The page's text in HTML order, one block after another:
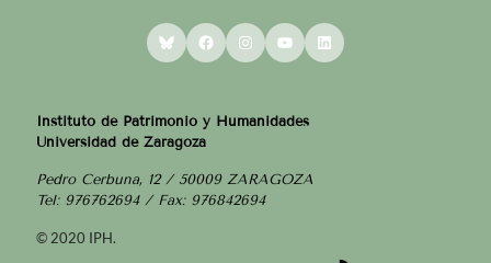
BlueskyFacebookInstagram
YouTubeLinkedIn
Instituto de Patrimonio y Humanidades
Universidad de Zaragoza
Pedro Cerbuna, 12 / 50009 ZARAGOZA
Tel: 976762694 / Fax: 976842694
© 2020 IPH.